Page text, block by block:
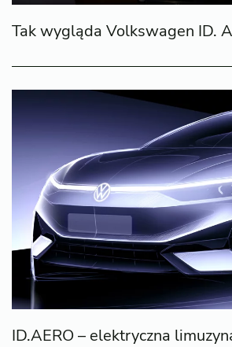
Tak wygląda Volkswagen ID.
ID.AERO – elektryczna